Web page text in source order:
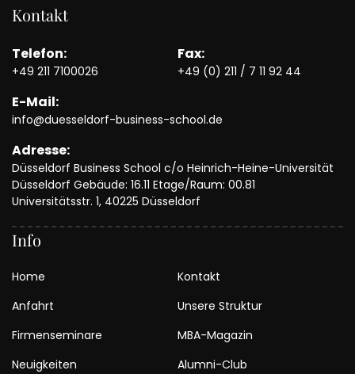
Kontakt
Telefon:
+49 211 7100026
Fax:
+49 (0) 211 / 7 11 92 44
E-Mail:
info@duesseldorf-business-school.de
Adresse:
Düsseldorf Business School c/o Heinrich-Heine-Universität
Düsseldorf Gebäude: 16.11 Etage/Raum: 00.81
Universitätsstr. 1, 40225 Düsseldorf
Info
Home
Kontakt
Anfahrt
Unsere Struktur
Firmenseminare
MBA-Magazin
Neuigkeiten
Alumni-Club